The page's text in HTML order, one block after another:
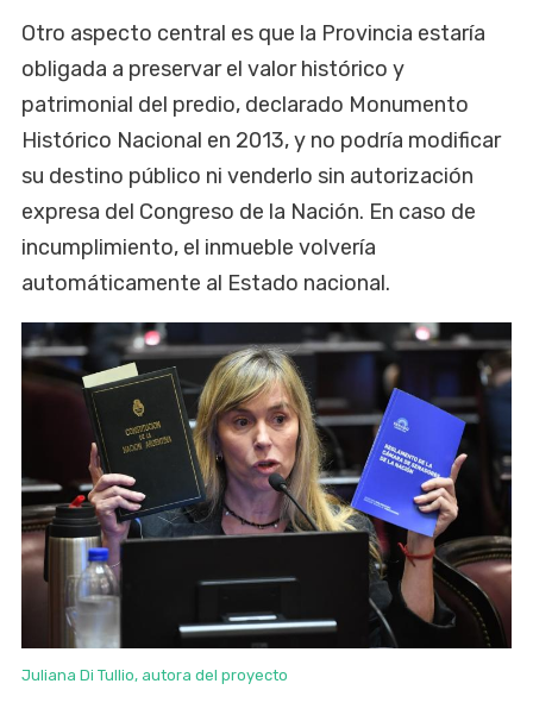
Otro aspecto central es que la Provincia estaría
obligada a preservar el valor histórico y
patrimonial del predio, declarado Monumento
Histórico Nacional en 2013, y no podría modificar
su destino público ni venderlo sin autorización
expresa del Congreso de la Nación. En caso de
incumplimiento, el inmueble volvería
automáticamente al Estado nacional.
Juliana Di Tullio, autora del proyecto